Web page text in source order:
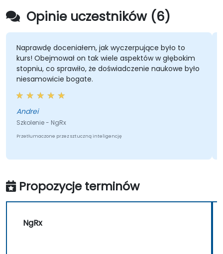
Opinie uczestników (6)
Naprawdę doceniałem, jak wyczerpujące było to
kurs! Obejmował on tak wiele aspektów w głębokim
stopniu, co sprawiło, że doświadczenie naukowe było
niesamowicie bogate.
Andrei
Szkolenie - NgRx
Przetłumaczone przez sztuczną inteligencję
Propozycje terminów
NgRx